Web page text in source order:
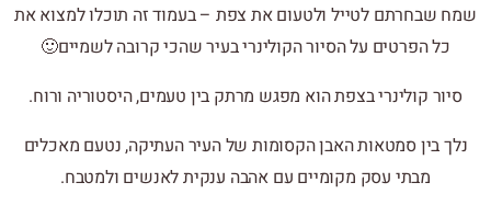
שמח שבחרתם לטייל ולטעום את צפת – בעמוד זה תוכלו למצוא את
כל הפרטים על הסיור הקולינרי בעיר שהכי קרובה לשמיים🙂
סיור קולינרי בצפת הוא מפגש מרתק בין טעמים, היסטוריה ורוח.
נלך בין סמטאות האבן הקסומות של העיר העתיקה, נטעם מאכלים
מבתי עסק מקומיים עם אהבה ענקית לאנשים ולמטבח.